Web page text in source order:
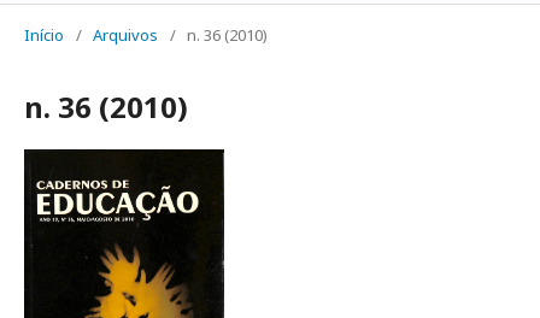
Início / Arquivos / n. 36 (2010)
n. 36 (2010)